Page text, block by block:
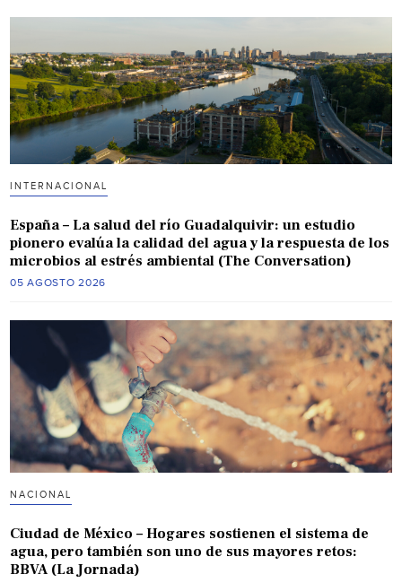
INTERNACIONAL
España – La salud del río Guadalquivir: un estudio
pionero evalúa la calidad del agua y la respuesta de los
microbios al estrés ambiental (The Conversation)
05 AGOSTO 2026
NACIONAL
Ciudad de México – Hogares sostienen el sistema de
agua, pero también son uno de sus mayores retos:
BBVA (La Jornada)